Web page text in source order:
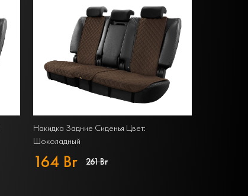
Накидка Задние Сиденья Цвет:
Шоколадный
164 Br 261 Br